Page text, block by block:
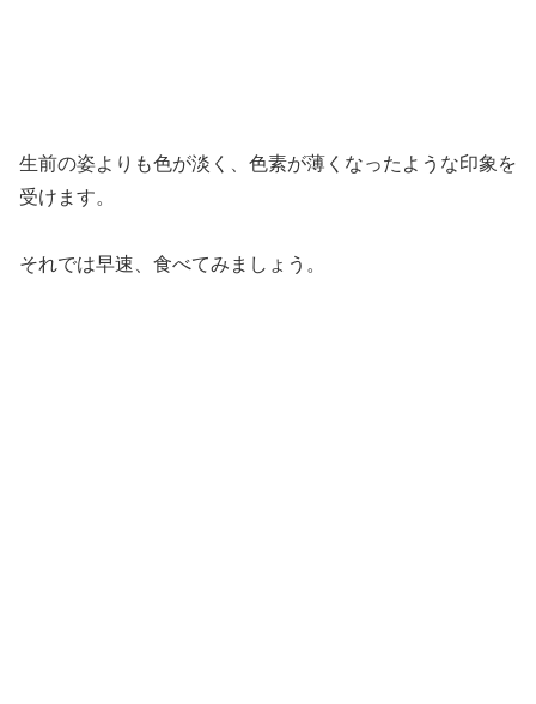
生前の姿よりも色が淡く、色素が薄くなったような印象を
受けます。
それでは早速、食べてみましょう。